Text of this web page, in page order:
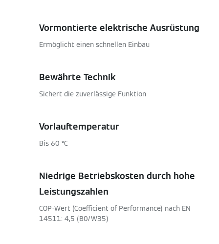
Vormontierte elektrische Ausrüstung
Ermöglicht einen schnellen Einbau
Bewährte Technik
Sichert die zuverlässige Funktion
Vorlauftemperatur
Bis 60 °C
Niedrige Betriebskosten durch hohe
Leistungszahlen
COP-Wert (Coefficient of Performance) nach EN
14511: 4,5 (B0/W35)